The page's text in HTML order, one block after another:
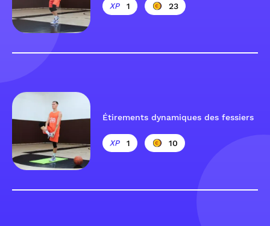
1 23
Étirements dynamiques des fessiers
1 10